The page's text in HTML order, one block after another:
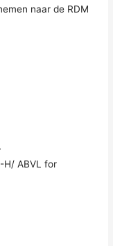
naar de RDM
H/ ABVL for